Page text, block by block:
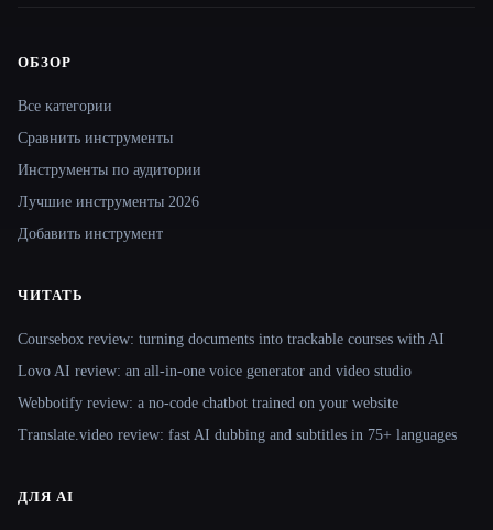
Site navigation
ОБЗОР
Все категории
Сравнить инструменты
Инструменты по аудитории
Лучшие инструменты 2026
Добавить инструмент
ЧИТАТЬ
Coursebox review: turning documents into trackable courses with AI
Lovo AI review: an all-in-one voice generator and video studio
Webbotify review: a no-code chatbot trained on your website
Translate.video review: fast AI dubbing and subtitles in 75+ languages
ДЛЯ AI